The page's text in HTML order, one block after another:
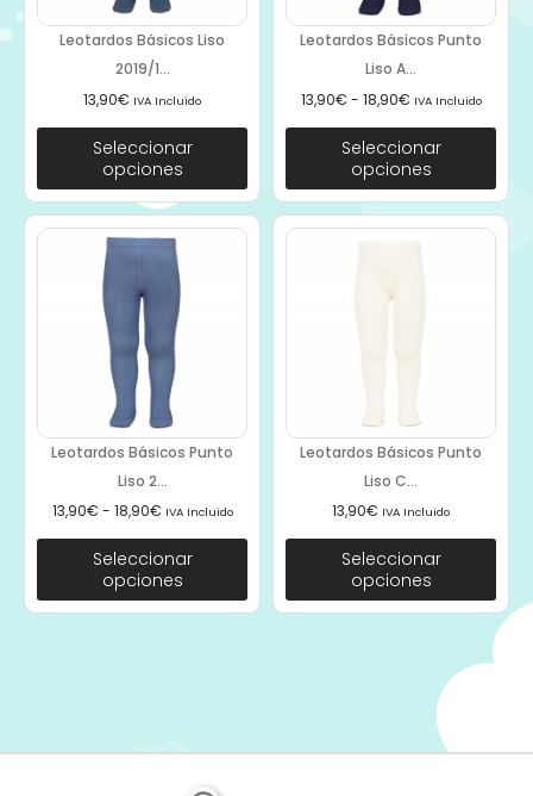
Leotardos Básicos Liso
2019/1...
13,90€ IVA Incluido
Seleccionar
opciones
Leotardos Básicos Punto
Liso A...
13,90€ - 18,90€ IVA Incluido
Seleccionar
opciones
Leotardos Básicos Punto
Liso 2...
13,90€ - 18,90€ IVA Incluido
Seleccionar
opciones
Leotardos Básicos Punto
Liso C...
13,90€ IVA Incluido
Seleccionar
opciones